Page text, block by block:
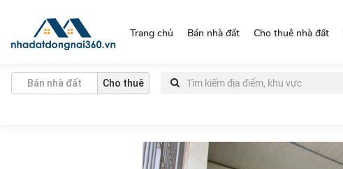
Trang chủ Bán nhà đất Cho thuê nhà đất
Bán nhà đất Cho thuê